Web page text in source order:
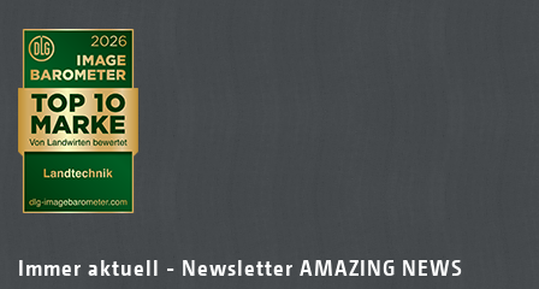
Immer aktuell - Newsletter AMAZING NEWS